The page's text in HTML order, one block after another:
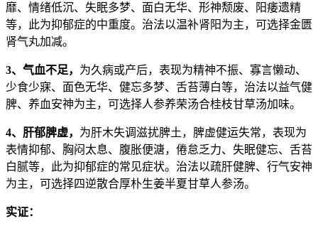
靡、情绪低沉、失眠多梦、面白无华、形神颓废、阳痿遗精
等，此为抑郁症的中重度。治法以温补肾阳为主，可选择金匮
肾气丸加减。
3、气血不足， 为久病或产后，表现为精神不振、寡言懒动、
少食少寐、面色无华、健忘多梦、舌苔薄白等，治法以益气健
脾、养血安神为主，可选择人参养荣汤合桂枝甘草汤加味。
4、肝郁脾虚， 为肝木失调滋扰脾土，脾虚健运失常，表现为
表情抑郁、胸闷太息、腹胀便溏，倦怠乏力、失眠健忘、舌苔
白腻等，此为抑郁症的常见症状。治法以疏肝健脾、行气安神
为主，可选择四逆散合厚朴生姜半夏甘草人参汤。
实证：